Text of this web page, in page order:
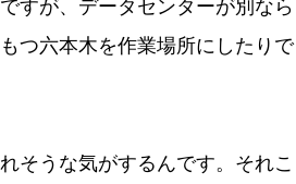
つ六本木を作業場所にしたりで
そうな気がするんです。それこ